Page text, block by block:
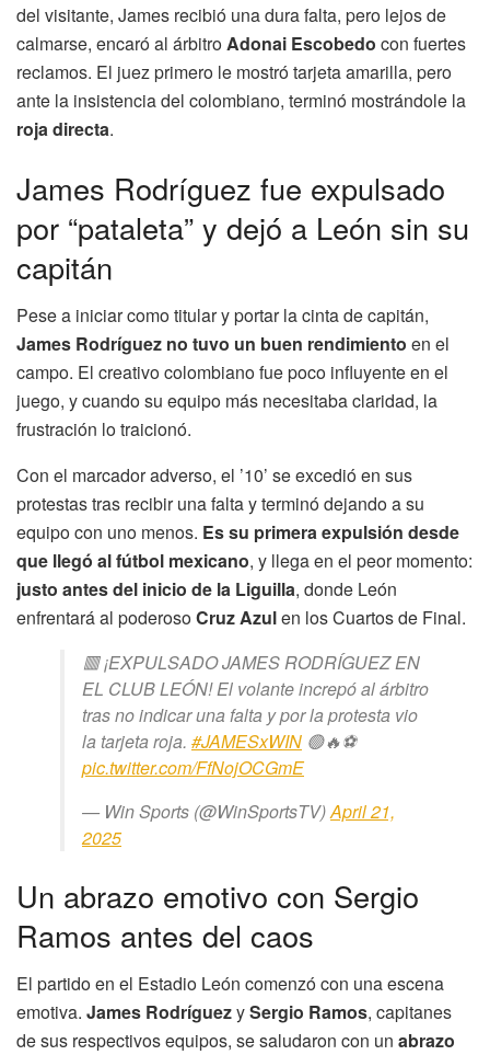
del visitante, James recibió una dura falta, pero lejos de
calmarse, encaró al árbitroAdonai Escobedo con fuertes
reclamos. El juez primero le mostró tarjeta amarilla, pero
ante la insistencia del colombiano, terminó mostrándole la
roja directa.
James Rodríguez fue expulsado
por “pataleta” y dejó a León sin su
capitán
Pese a iniciar como titular y portar la cinta de capitán,
James Rodríguez no tuvo un buen rendimiento en el
campo. El creativo colombiano fue poco influyente en el
juego, y cuando su equipo más necesitaba claridad, la
frustración lo traicionó.
Con el marcador adverso, el ’10’ se excedió en sus
protestas tras recibir una falta y terminó dejando a su
equipo con uno menos. Es su primera expulsión desde
que llegó al fútbol mexicano, y llega en el peor momento:
justo antes del inicio de la Liguilla, donde León
enfrentará al poderosoCruz Azulen los Cuartos de Final.
🟥 ¡EXPULSADO JAMES RODRÍGUEZ EN
EL CLUB LEÓN! El volante increpó al árbitro
tras no indicar una falta y por la protesta vio
la tarjeta roja. #JAMESxWIN 🟢🔥⚽
pic.twitter.com/FfNojOCGmE
— Win Sports (@WinSportsTV)April 21,
2025
Un abrazo emotivo con Sergio
Ramos antes del caos
El partido en el Estadio León comenzó con una escena
emotiva. James RodríguezySergio Ramos, capitanes
de sus respectivos equipos, se saludaron con un abrazo